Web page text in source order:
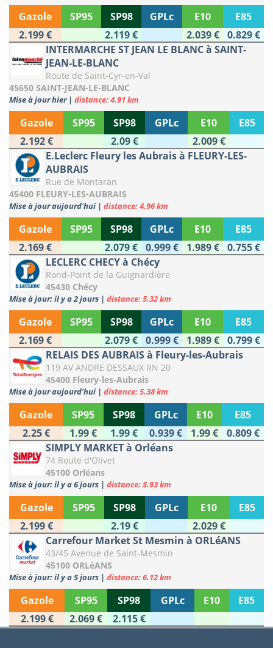
Gazole SP95 SP98 GPLc E10
E85
2.199 €
2.119 € 2.039 €
0.829 €
INTERMARCHE ST JEAN LE BLANC à SAINT-
JEAN-LE-BLANC
Route de Saint-Cyr-en-Val
45650 SAINT-JEAN-LE-BLANC
Mise à jour hier | distance: 4.91 km
Gazole SP95 SP98 GPLc E10
E85
2.192 €
2.09 €
2.009 €
E.Leclerc Fleury les Aubrais à FLEURY-LES-
AUBRAIS
Rue de Montaran
45400 FLEURY-LES-AUBRAIS
Mise à jour aujourd'hui | distance: 4.96 km
Gazole SP95 SP98 GPLc E10
E85
2.169 €
2.079 € 0.999 € 1.989 €
0.755 €
LECLERC CHECY à Chécy
Rond-Point de la Guignardière
45430 Chécy
Mise à jour: il y a 2 jours | distance: 5.32 km
Gazole SP95 SP98 GPLc E10
E85
2.169 €
2.079 € 0.999 € 1.989 €
0.799 €
RELAIS DES AUBRAIS à Fleury-les-Aubrais
119 AV ANDRE DESSAUX RN 20
45400 Fleury-les-Aubrais
Mise à jour aujourd'hui | distance: 5.38 km
Gazole SP95 SP98 GPLc E10
E85
2.25 €
1.99 € 1.99 € 0.939 € 1.99 €
0.809 €
SIMPLY MARKET à Orléans
74 Route d'Olivet
45100 Orléans
Mise à jour: il y a 6 jours | distance: 5.93 km
Gazole SP95 SP98 GPLc E10
E85
2.199 €
2.19 €
2.029 €
Carrefour Market St Mesmin à ORLéANS
43/45 Avenue de Saint-Mesmin
45100 ORLéANS
Mise à jour: il y a 5 jours | distance: 6.12 km
Gazole SP95 SP98 GPLc E10
E85
2.199 €
2.069 € 2.115 €